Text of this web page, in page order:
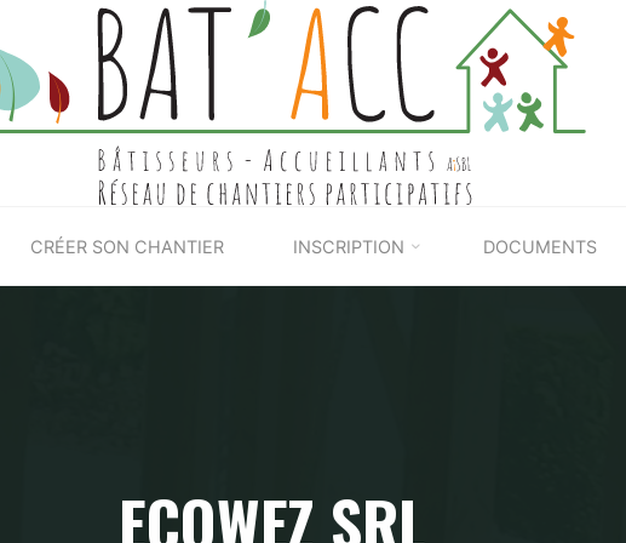
BAT'ACC
CRÉER SON CHANTIER INSCRIPTION DOCUMENTS
ECOWEZ SRL